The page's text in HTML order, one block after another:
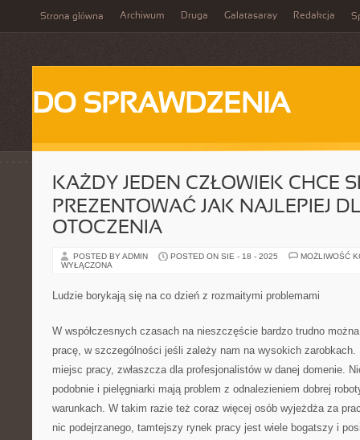
Strona główna Archiwum Druga Galatasaray Redakcja
DO SPRAWDZENIA
KAŻDY JEDEN CZŁOWIEK CHCE
PREZENTOWAĆ JAK NAJLEPIEJ
OTOCZENIA
POSTED BY ADMIN POSTED ON SIE - 18 - 2025
MOŻLIWOŚĆ
WYŁĄCZONA
Ludzie borykają się na co dzień z rozmaitymi problemami
W współczesnych czasach na nieszczęście bardzo trudno
pracę, w szczególności jeśli zależy nam na wysokich zarobkach.
miejsc pracy, zwłaszcza dla profesjonalistów w danej domenie.
podobnie i pielęgniarki mają problem z odnalezieniem dobrej
warunkach. W takim razie też coraz więcej osób wyjeżdża za
nic podejrzanego, tamtejszy rynek pracy jest wiele bogatszy i